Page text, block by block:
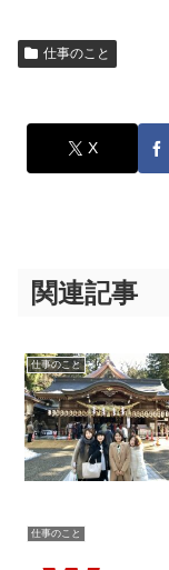
仕事のこと
X
関連記事
仕事のこと
仕事のこと